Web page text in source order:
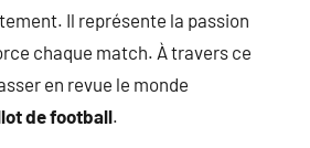
Il représente la passion
chaque match. À travers ce
en revue le monde
de football.